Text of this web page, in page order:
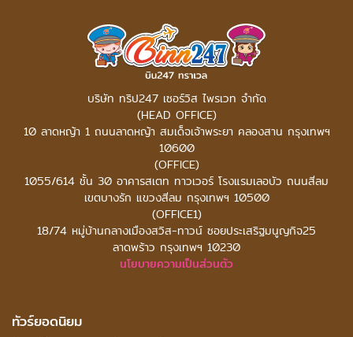
บริษัท ทริป247 เซอร์วิส ไพรเวท จำกัด
(HEAD OFFICE)
10 ลาดหญ้า 1 ถนนลาดหญ้า สมเด็จเจ้าพระยา คลองสาน กรุงเทพฯ
10600
(OFFICE)
1055/614 ชั้น 30 อาคารสเตท ทาวเวอร์ โรงแรมเลอบัว ถนนสีลม
เขตบางรัก แขวงสีลม กรุงเทพฯ 10500
(OFFICE1)
18/74 หมู่บ้านกลางเมืองสวิส-ทาวน์ ซอยประเสริฐมนูญกิจ25
ลาดพร้าว กรุงเทพฯ 10230
นโยบายความเป็นส่วนตัว
ทัวร์ยอดนิยม